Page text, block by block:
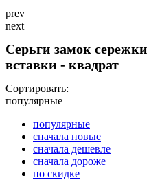
prev
next
Серьги замок
вставки - квадрат
Сортировать:
популярные
популярные
сначала новые
сначала дешевле
сначала дороже
по скидке